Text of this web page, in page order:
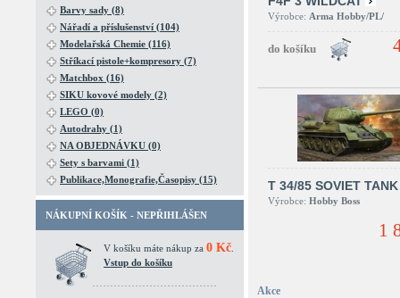
Barvy sady (8)
Nářadí a příslušenství (104)
Modelařská Chemie (116)
Stříkací pistole+kompresory (7)
Matchbox (16)
SIKU kovové modely (2)
LEGO (0)
Autodrahy (1)
NA OBJEDNÁVKU (0)
Sety s barvami (1)
Publikace,Monografie,Časopisy (15)
NÁKUPNÍ KOŠÍK - NEPŘIHLÁŠEN
V košíku máte nákup za 0 Kč
Vstup do košíku
Výrobce: Arma Hobby/PL/
T 34/85 SOVIET TANK
Výrobce: Hobby Boss
1
Akce